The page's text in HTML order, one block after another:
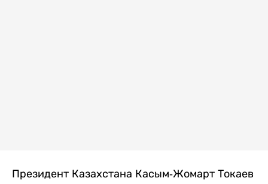
Президент Казахстана Касым-Жомарт Токаев